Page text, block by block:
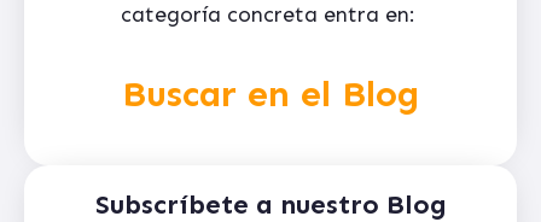
categoría concreta entra en:
Buscar en el Blog
Subscríbete a nuestro Blog